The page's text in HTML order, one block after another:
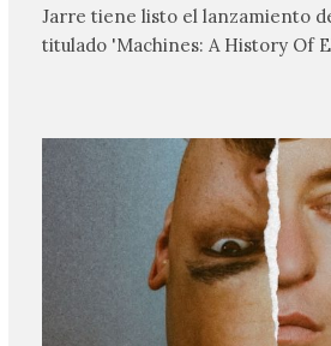
Jarre tiene listo el lanzamiento
titulado 'Machines: A History Of